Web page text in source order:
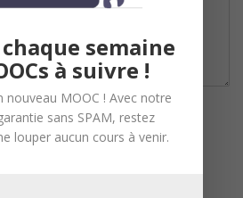
chaque semaine
à suivre !
nouveau MOOC ! Avec notre
sans SPAM, restez
louper aucun cours à venir.